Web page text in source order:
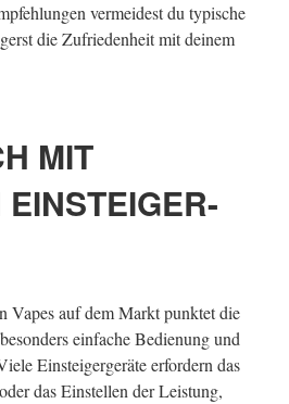
vermeidest du typische
die Zufriedenheit mit deinem
MIT
Vapes auf dem Markt punktet die
einfache Bedienung und
Einsteigergeräte erfordern das
das Einstellen der Leistung,